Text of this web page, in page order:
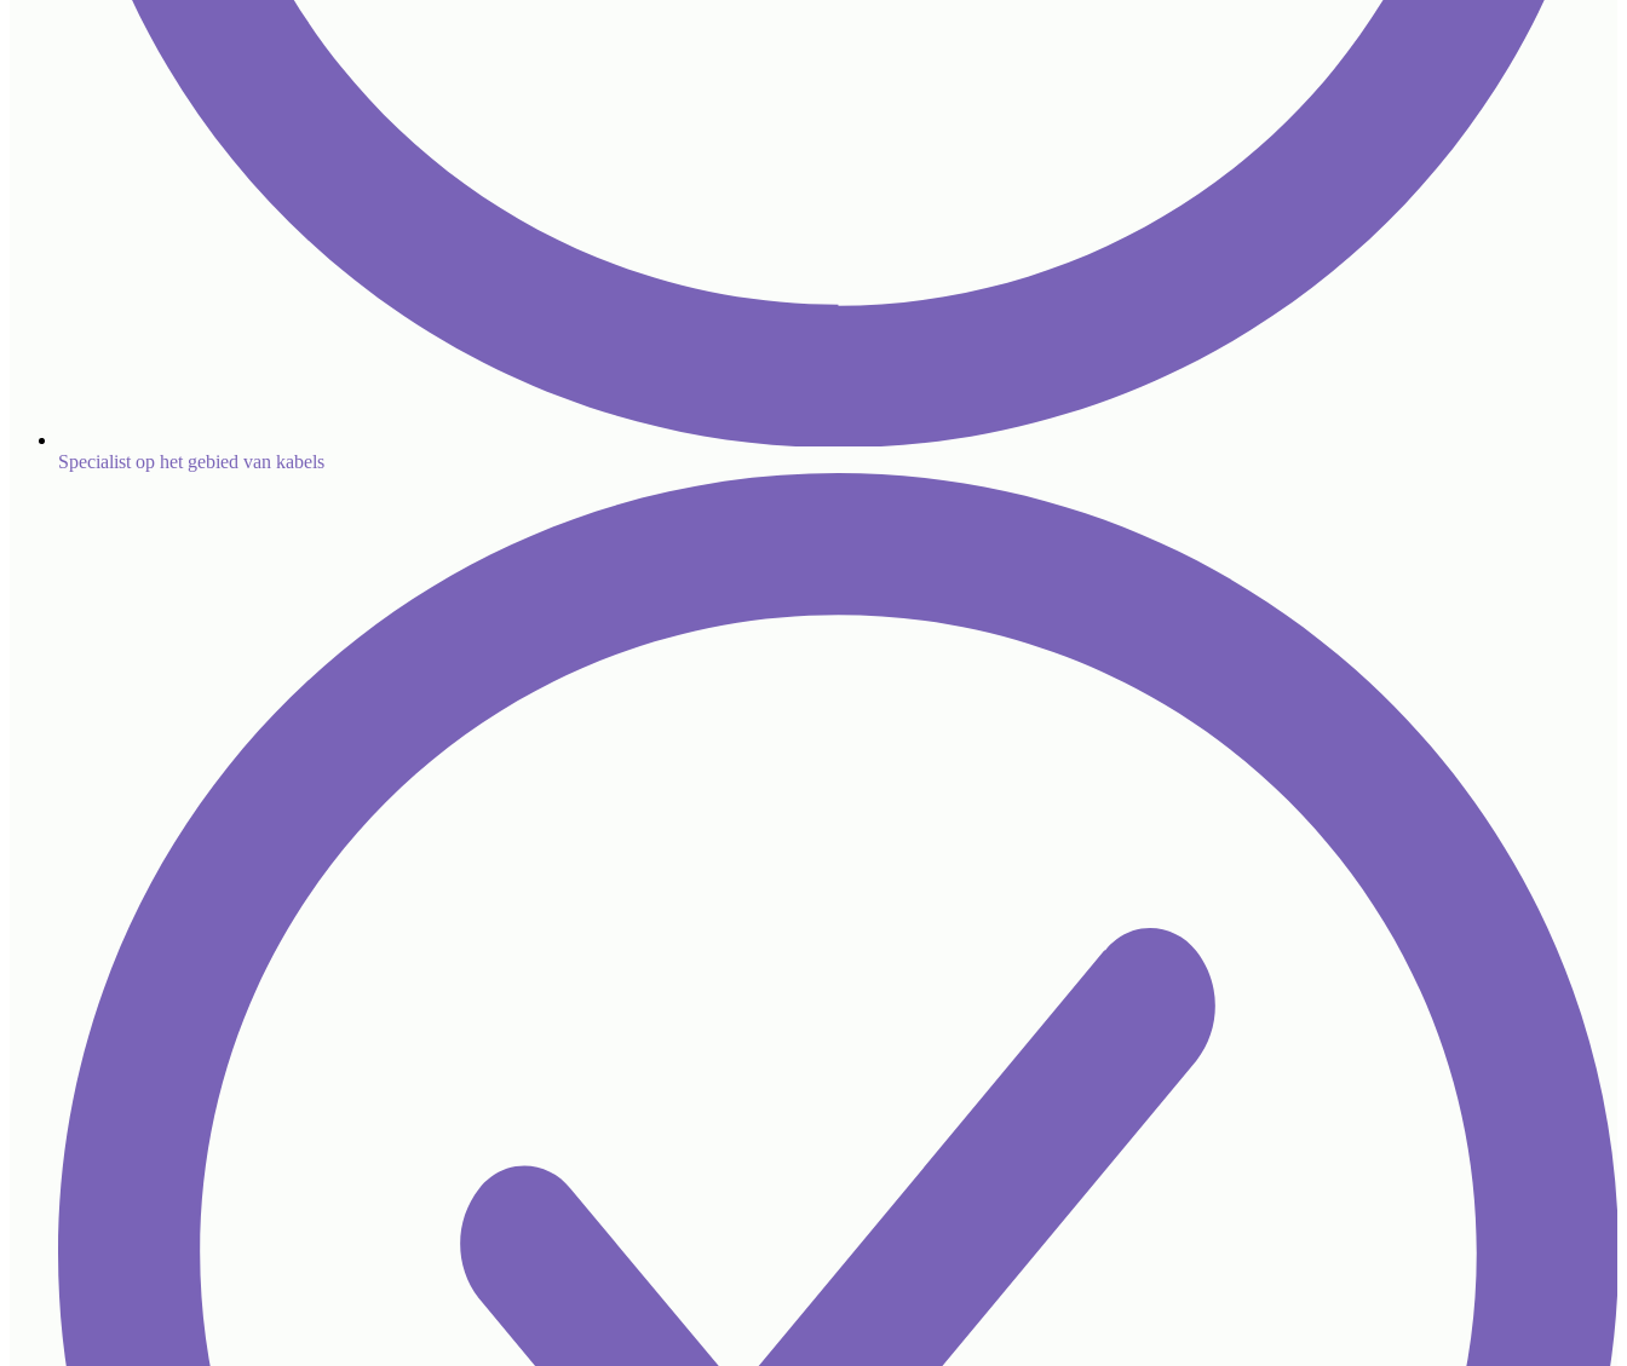
Specialist op het gebied van kabels